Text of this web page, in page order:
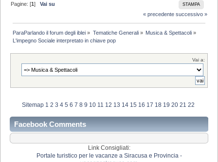
STAMPA
Pagine: [1]Vai su
« precedente successivo »
ParaParlando il forum degli iblei » Tematiche Generali» Musica & Spettacoli»
L'impegno Sociale interpretato in chiave pop
Vai a:
Sitemap 1 2 3 4 5 6 7 8 9 10 11 12 13 14 15 16 17 18 19 20 21 22
Facebook Comments
Link Consigliati:
Portale turistico per le vacanze a Siracusa e Provincia -